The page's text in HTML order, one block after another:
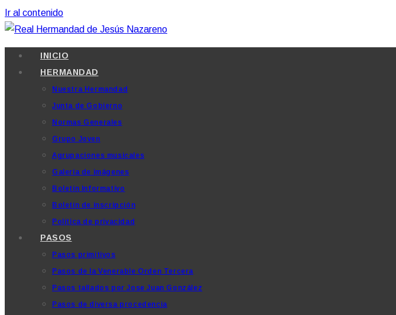
Ir al contenido
INICIO
HERMANDAD
Nuestra Hermandad
Junta de Gobierno
Normas Generales
Grupo Joven
Agrupaciones musicales
Galería de imágenes
Boletín Informativo
Boletín de inscripción
Política de privacidad
PASOS
Pasos primitivos
Pasos de la Venerable Orden Tercera
Pasos tallados por Jose Juan González
Pasos de diversa procedencia